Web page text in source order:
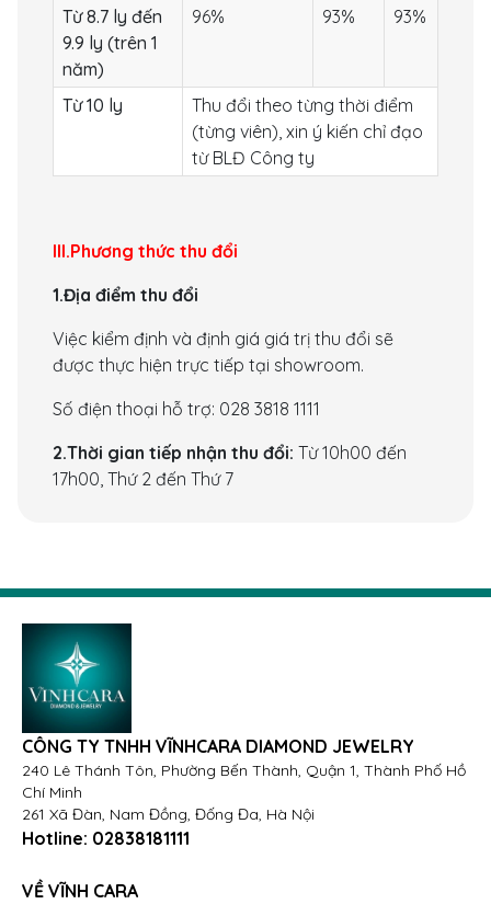
Từ 8.7 ly đến
9.9 ly (trên 1
năm)
96% 93% 93%
Từ 10 ly
Thu đổi theo từng thời điểm
(từng viên), xin ý kiến chỉ đạo
từ BLĐ Công ty
III.Phương thức thu đổi
1.Địa điểm thu đổi
Việc kiểm định và định giá giá trị thu đổi sẽ
được thực hiện trực tiếp tại showroom.
Số điện thoại hỗ trợ: 028 3818 1111
2.Thời gian tiếp nhận thu đổi: Từ 10h00 đến
17h00, Thứ 2 đến Thứ 7
CÔNG TY TNHH VĨNHCARA DIAMOND JEWELRY
240 Lê Thánh Tôn, Phường Bến Thành, Quận 1, Thành Phố Hồ
Chí Minh
261 Xã Đàn, Nam Đồng, Đống Đa, Hà Nội
Hotline: 02838181111
VỀ VĨNH CARA